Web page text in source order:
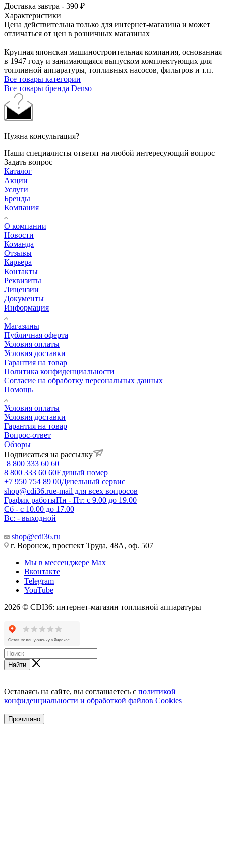
Доставка завтра - 390 ₽
Характеристики
Цена действительна только для интернет-магазина и может
отличаться от цен в розничных магазинах
Крупная японская машиностроительная компания, основанная
в 1947 году и занимающаяся выпуском комплектующих для
топливной аппаратуры, топливных насосов, фильтров и т.п.
Все товары категории
Все товары бренда Denso
Нужна консультация?
Наши специалисты ответят на любой интересующий вопрос
Задать вопрос
Каталог
Акции
Услуги
Бренды
Компания
О компании
Новости
Команда
Отзывы
Карьера
Контакты
Реквизиты
Лицензии
Документы
Информация
Магазины
Публичная оферта
Условия оплаты
Условия доставки
Гарантия на товар
Политика конфиденциальности
Согласие на обработку персональных данных
Помощь
Условия оплаты
Условия доставки
Гарантия на товар
Вопрос-ответ
Обзоры
Подписаться на рассылку
8 800 333 60 60
8 800 333 60 60Единый номер
+7 950 754 89 00Дизельный сервис
shop@cdi36.rue-mail для всех вопросов
График работыПн - Пт: с 9.00 до 19.00
Сб - с 10.00 до 17.00
Вс: - выходной
shop@cdi36.ru
г. Воронеж, проспект Труда, 48А, оф. 507
Мы в мессенджере Max
Вконтакте
Telegram
YouTube
2026 © CDI36: интернет-магазин топливной аппаратуры
Найти
Оставаясь на сайте, вы соглашаетесь с политикой
конфиденциальности и обработкой файлов Cookies
Прочитано